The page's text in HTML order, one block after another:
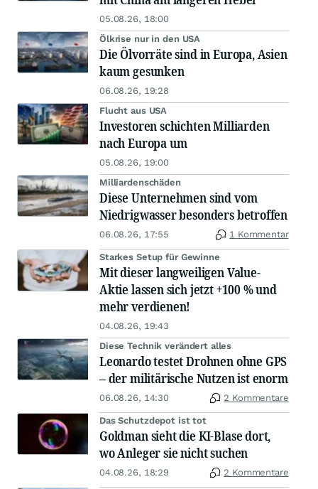
05.08.26, 18:00
Ölkrise nur in den USA
Die Ölvorräte sind in Europa, Asien
kaum gesunken
06.08.26, 19:28
Flucht aus USA
Investoren schichten Milliarden
nach Europa um
05.08.26, 19:00
Milliardenschäden
Diese Unternehmen sind vom
Niedrigwasser besonders betroffen
06.08.26, 17:55 1 Kommentar
Starkes Setup für Gewinne
Mit dieser langweiligen Value-
Aktie lassen sich jetzt +100 % und
mehr verdienen!
04.08.26, 19:43
Diese Technik verändert alles
Leonardo testet Drohnen ohne GPS
– der militärische Nutzen ist enorm
06.08.26, 14:30 2 Kommentare
Das Schutzdepot ist tot
Goldman sieht die KI-Blase dort,
wo Anleger sie nicht suchen
04.08.26, 18:29 2 Kommentare